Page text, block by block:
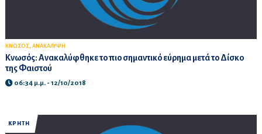
ΚΝΩΣΟΣ, ΑΝΑΚΑΛΥΨΗ
Κνωσός: Ανακαλύφθηκε το πιο σημαντικό εύρημα μετά το Δίσκο
της Φαιστού
06:34 μ.μ. - 12/10/2018
ΚΡΗΤΗ